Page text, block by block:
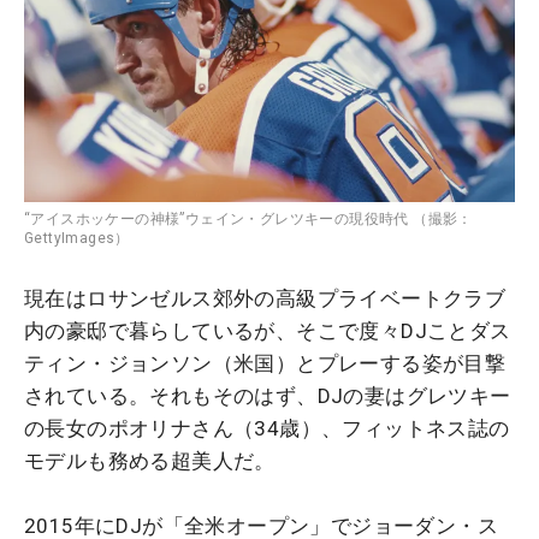
“アイスホッケーの神様”ウェイン・グレツキーの現役時代 （撮影：
GettyImages）
現在はロサンゼルス郊外の高級プライベートクラブ
内の豪邸で暮らしているが、そこで度々DJことダス
ティン・ジョンソン（米国）とプレーする姿が目撃
されている。それもそのはず、DJの妻はグレツキー
の長女のポオリナさん（34歳）、フィットネス誌の
モデルも務める超美人だ。
2015年にDJが「全米オープン」でジョーダン・ス